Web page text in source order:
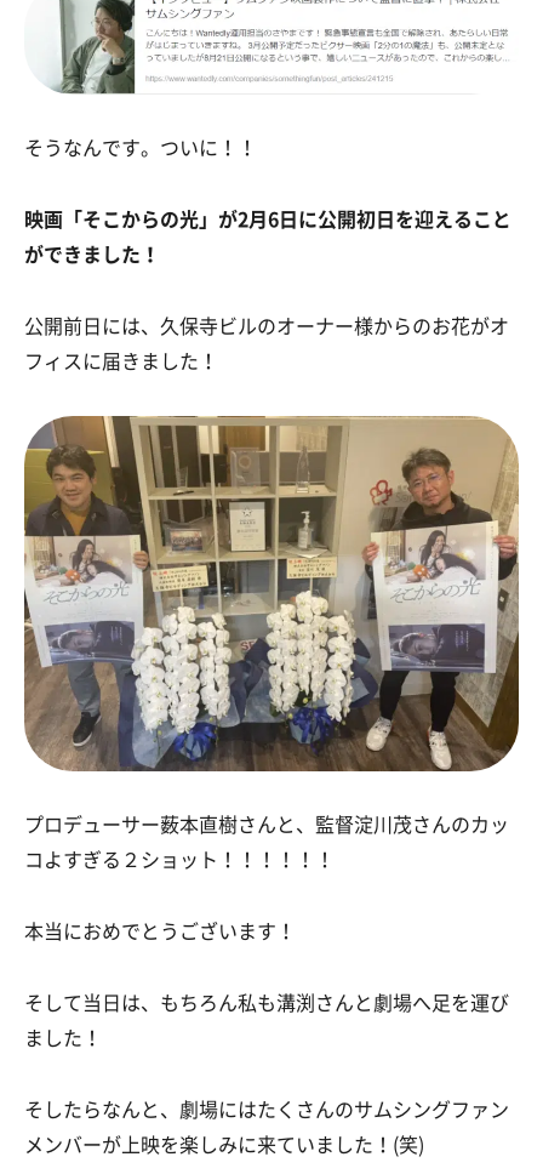
そうなんです。ついに！！
映画「そこからの光」が2月6日に公開初日を迎えること
ができました！
公開前日には、久保寺ビルのオーナー様からのお花がオ
フィスに届きました！
プロデューサー薮本直樹さんと、監督淀川茂さんのカッ
コよすぎる２ショット！！！！！！
本当におめでとうございます！
そして当日は、もちろん私も溝渕さんと劇場へ足を運び
ました！
そしたらなんと、劇場にはたくさんのサムシングファン
メンバーが上映を楽しみに来ていました！(笑)